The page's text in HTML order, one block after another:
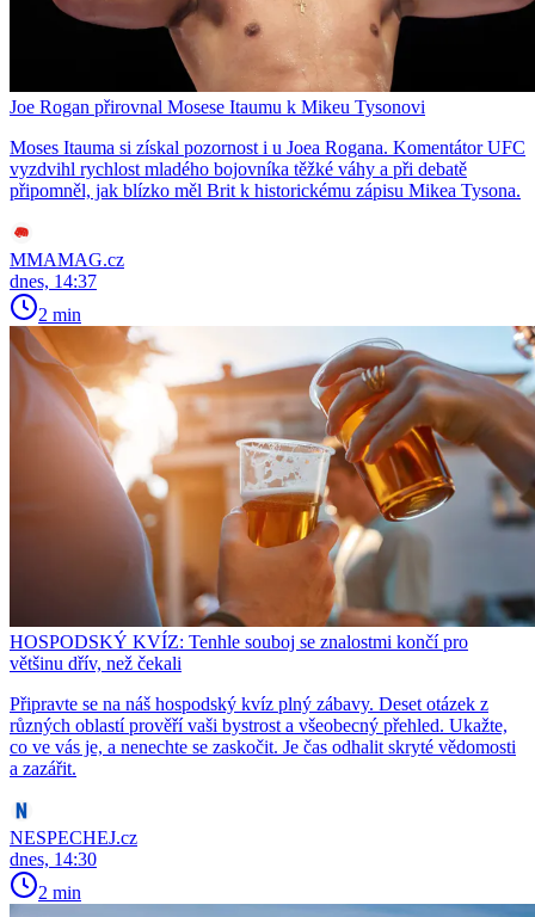
Joe Rogan přirovnal Mosese Itaumu k Mikeu Tysonovi
Moses Itauma si získal pozornost i u Joea Rogana. Komentátor UFC
vyzdvihl rychlost mladého bojovníka těžké váhy a při debatě
připomněl, jak blízko měl Brit k historickému zápisu Mikea Tysona.
MMAMAG.cz
dnes, 14:37
2 min
HOSPODSKÝ KVÍZ: Tenhle souboj se znalostmi končí pro
většinu dřív, než čekali
Připravte se na náš hospodský kvíz plný zábavy. Deset otázek z
různých oblastí prověří vaši bystrost a všeobecný přehled. Ukažte,
co ve vás je, a nenechte se zaskočit. Je čas odhalit skryté vědomosti
a zazářit.
NESPECHEJ.cz
dnes, 14:30
2 min